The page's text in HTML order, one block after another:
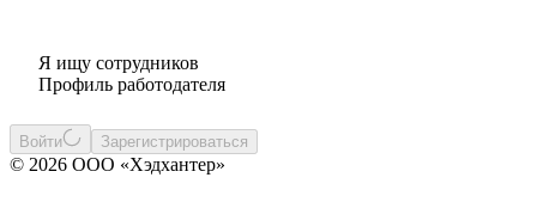
Я ищу сотрудников
Профиль работодателя
Войти Зарегистрироваться
© 2026 ООО «Хэдхантер»